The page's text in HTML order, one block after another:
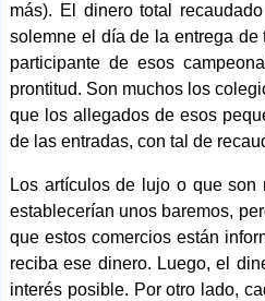
más). El dinero total
solemne el día de la entrega de
participante de esos
prontitud. Son muchos los
que los allegados de esos
de las entradas, con tal de
Los artículos de lujo o que son
establecerían unos baremos,
que estos comercios están
reciba ese dinero. Luego, el
interés posible. Por otro lado,